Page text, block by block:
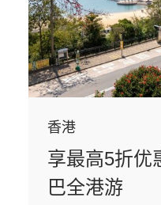
香港
享最高5折优
巴全港游